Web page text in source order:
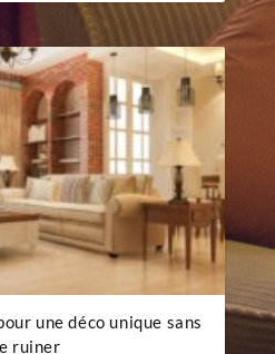
une déco unique sans
ruiner